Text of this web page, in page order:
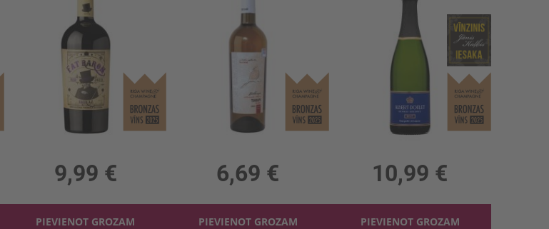
Sarkanv. Fat Baron Shiraz 14.5%
9,99 €
PIEVIENOT GROZAM
Baltv. Gurjaani Tsarapi Amber 13.5%
6,69 €
PIEVIENOT GROZAM
Dzirkst.vīns Albert Doulet Blanquette 12.5%
10,99 €
PIEVIENOT GROZAM